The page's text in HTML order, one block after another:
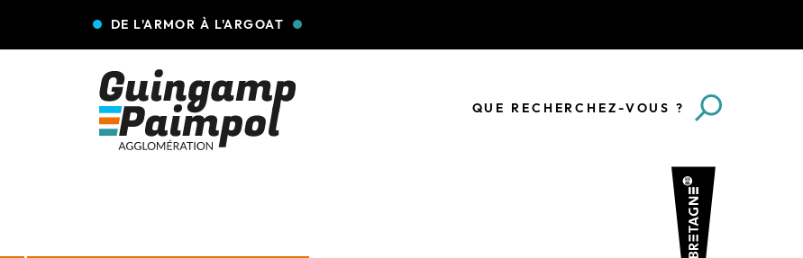
DE L'ARMOR À L'ARGOAT
QUE RECHERCHEZ-VOUS ?